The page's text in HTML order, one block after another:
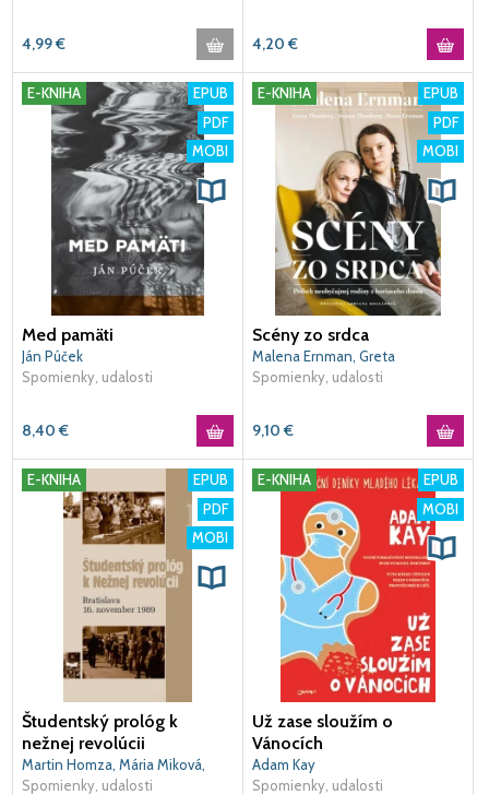
4,99€ 4,20 €
E-KNIHA
EPUB
PDF
MOBI
Med pamäti
Ján Púček
Spomienky, udalosti
8,40 €
E-KNIHA
EPUB
PDF
MOBI
Scény zo srdca
Malena Ernman, Greta
Thunberg, Svante Thunberg,
Spomienky, udalosti
9,10 €
E-KNIHA
EPUB
PDF
MOBI
Študentský prológ k
nežnej revolúcii
Martin Homza, Mária Miková,
Milan Novotný
Spomienky, udalosti
E-KNIHA
EPUB
MOBI
Už zase sloužím o
Vánocích
Adam Kay
Spomienky, udalosti